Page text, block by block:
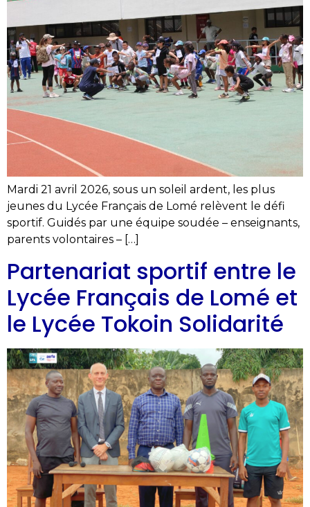
Mardi 21 avril 2026, sous un soleil ardent, les plus
jeunes du Lycée Français de Lomé relèvent le défi
sportif. Guidés par une équipe soudée – enseignants,
parents volontaires – […]
Partenariat sportif entre le
Lycée Français de Lomé et
le Lycée Tokoin Solidarité